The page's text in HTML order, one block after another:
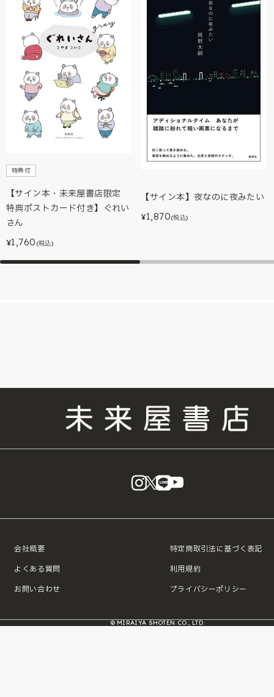
特典付
【サイン本・未来屋書店限定
特典ポストカード付き】ぐれい
さん
¥1,760 (税込)
【サイン本】夜なのに夜みたい
¥1,870(税込)
instagram
X LINE
会社概要
よくある質問
お問い合わせ
特定商取引法に基づく表記
利用規約
プライバシーポリシー
© MIRAIYA SHOTEN CO., LTD.